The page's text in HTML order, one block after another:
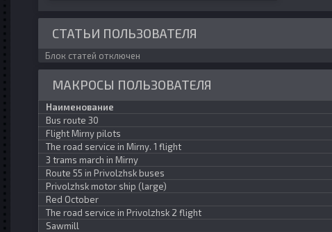
СТАТЬИ ПОЛЬЗОВАТЕЛЯ
Блок статей отключен
МАКРОСЫ ПОЛЬЗОВАТЕЛЯ
Наименование
Bus route 30
Flight Mirny pilots
The road service in Mirny. 1 flight
3 trams march in Mirny
Route 55 in Privolzhsk buses
Privolzhsk motor ship (large)
Red October
The road service in Privolzhsk 2 flight
Sawmill